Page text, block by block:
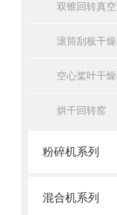
双锥回转真
滚筒刮板干
空心桨叶干
烘干回转窑
粉碎机系列
混合机系列